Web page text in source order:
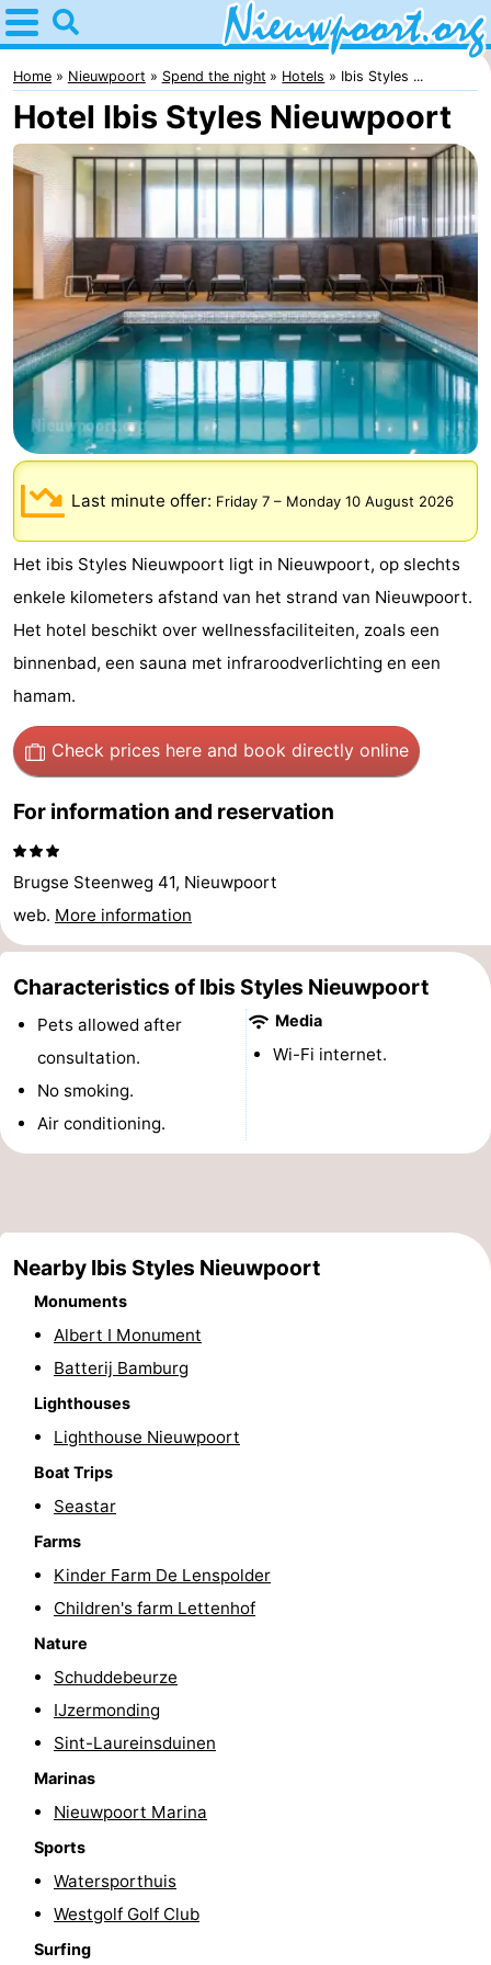
Home
Nieuwpoort
Tips
For
night
Apartments
Holiday
Suites
Nieuwpoort
-
Holiday
Suites
Westende
Bed
(and
breakfasts)
Campsites
Cottages
-
Oostduinkerke
zee
-
Lastminutes
Beach
See
&
-
Observation
Attractions
Farms
-
Indoor
playgrounds
-
Mini
courses
Wellness
centers
Villages
Nature
Swimming
pools
Cycling
Hiking
Horse
riding
Golf
courses
Surfing
Hiking
Food
Beverages
harbour
Events
Home Nieuwpoort Spend the night Hotels Ibis Styles ...
Hotel Ibis Styles Nieuwpoort
Last minute offer: Friday 7 – Monday 10 August 2026
Het ibis Styles Nieuwpoort ligt in Nieuwpoort, op slechts
enkele kilometers afstand van het strand van Nieuwpoort.
Het hotel beschikt over wellnessfaciliteiten, zoals een
binnenbad, een sauna met infraroodverlichting en een
hamam.
Check prices here and book directly online
For information and reservation
Brugse Steenweg 41, Nieuwpoort
web. More information
Characteristics of Ibis Styles Nieuwpoort
Pets allowed after
consultation.
No smoking.
Air conditioning.
Media
Wi-Fi internet.
Nearby Ibis Styles Nieuwpoort
Monuments
Albert I Monument
Batterij Bamburg
Lighthouses
Lighthouse Nieuwpoort
Boat Trips
Seastar
Farms
Kinder Farm De Lenspolder
Children's farm Lettenhof
Nature
Schuddebeurze
IJzermonding
Sint-Laureinsduinen
Marinas
Nieuwpoort Marina
Sports
Watersporthuis
Westgolf Golf Club
Surfing